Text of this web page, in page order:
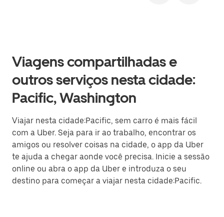
Viagens compartilhadas e
outros serviços nesta cidade:
Pacific, Washington
Viajar nesta cidade:Pacific, sem carro é mais fácil
com a Uber. Seja para ir ao trabalho, encontrar os
amigos ou resolver coisas na cidade, o app da Uber
te ajuda a chegar aonde você precisa. Inicie a sessão
online ou abra o app da Uber e introduza o seu
destino para começar a viajar nesta cidade:Pacific.